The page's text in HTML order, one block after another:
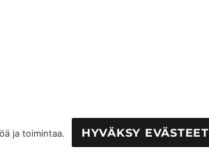
ja toimintaa. HYVÄKSY EVÄSTEET